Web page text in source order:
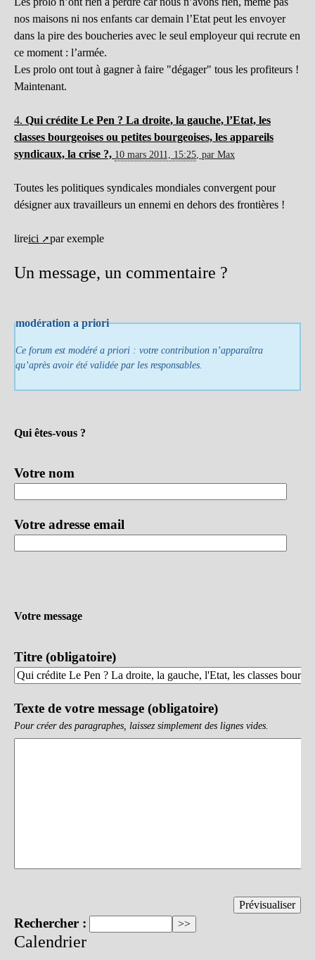
nos maisons ni nos enfants car demain l’Etat peut les envoyer
dans la pire des boucheries avec le seul employeur qui recrute en
ce moment : l’armée.
Les prolo ont tout à gagner à faire "dégager" tous les profiteurs !
Maintenant.
4. Qui crédite Le Pen ? La droite, la gauche, l’Etat, les
classes bourgeoises ou petites bourgeoises, les appareils
syndicaux, la crise ?, 10 mars 2011, 15:25, par Max
Toutes les politiques syndicales mondiales convergent pour
désigner aux travailleurs un ennemi en dehors des frontières !
lireici par exemple
Un message, un commentaire ?
modération a priori
Ce forum est modéré a priori : votre contribution n’apparaîtra
qu’après avoir été validée par les responsables.
Qui êtes-vous ?
Votre nom
Votre adresse email
Votre message
Titre (obligatoire)
Texte de votre message (obligatoire)
Pour créer des paragraphes, laissez simplement des lignes vides.
Rechercher :
Calendrier